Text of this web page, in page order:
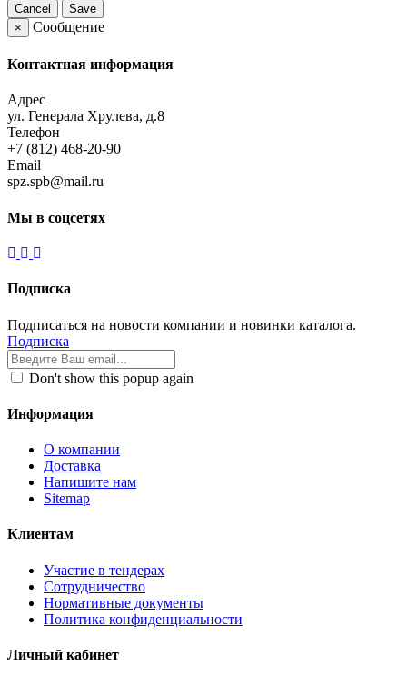
Cancel
Save
×
Сообщение
Контактная информация
Адрес
ул. Генерала Хрулева, д.8
Телефон
+7 (812) 468-20-90
Email
spz.spb@mail.ru
Мы в соцсетях
Подписка
Подписаться на новости компании и новинки каталога.
Подписка
Don't show this popup again
Информация
О компании
Доставка
Напишите нам
Sitemap
Клиентам
Участие в тендерах
Сотрудничество
Нормативные документы
Политика конфиденциальности
Личный кабинет